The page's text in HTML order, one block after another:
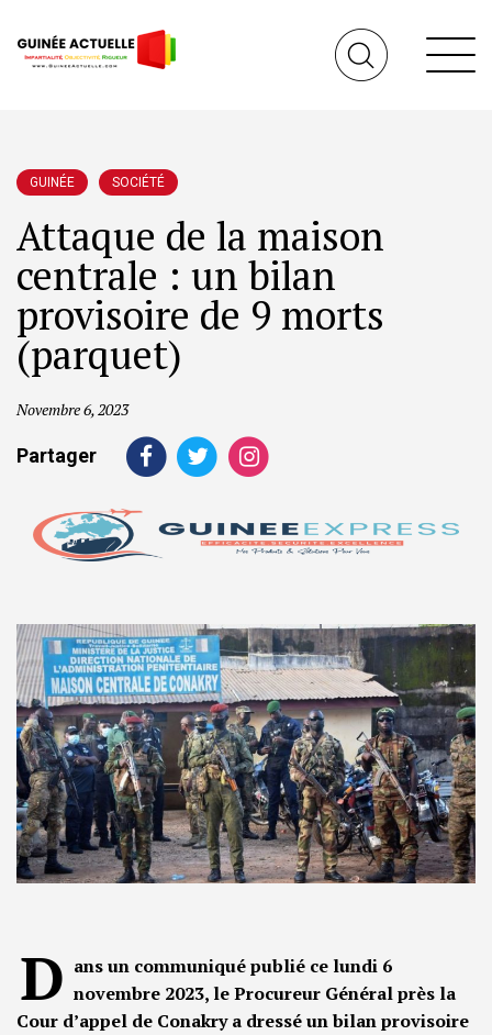
GUINÉE SOCIÉTÉ
Attaque de la maison
centrale : un bilan
provisoire de 9 morts
(parquet)
Novembre 6, 2023
Partager
D ans un communiqué publié ce lundi 6
novembre 2023, le Procureur Général près la
Cour d’appel de Conakry a dressé un bilan provisoire